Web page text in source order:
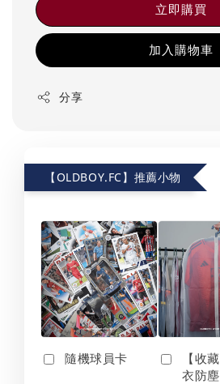
立即購買
加入購物車
分享
【OLDBOY.FC】推薦小物
隨機球員卡
【收
衣防